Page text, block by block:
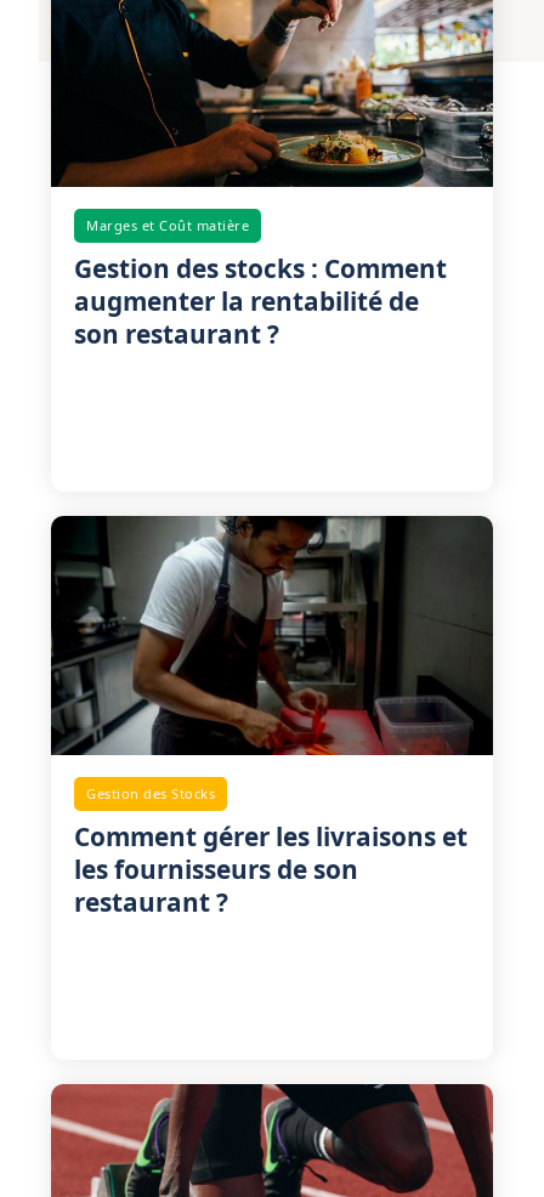
Marges et Coût matière
Gestion des stocks : Comment
augmenter la rentabilité de
son restaurant ?
restaurant ? Nos conseils pour améliorer les
Gestion des Stocks
Comment gérer les livraisons et
les fournisseurs de son
restaurant ?